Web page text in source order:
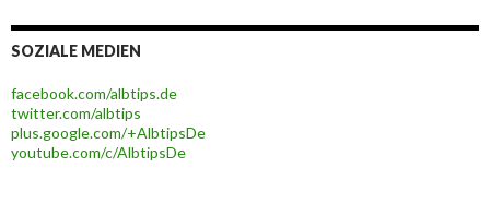
SOZIALE MEDIEN
facebook.com/albtips.de
twitter.com/albtips
plus.google.com/+AlbtipsDe
youtube.com/c/AlbtipsDe